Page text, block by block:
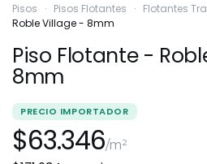
Pisos · Pisos Flotantes · Flotantes
Roble Village - 8mm
Piso Flotante -
8mm
PRECIO IMPORTADOR
$63.346/m²